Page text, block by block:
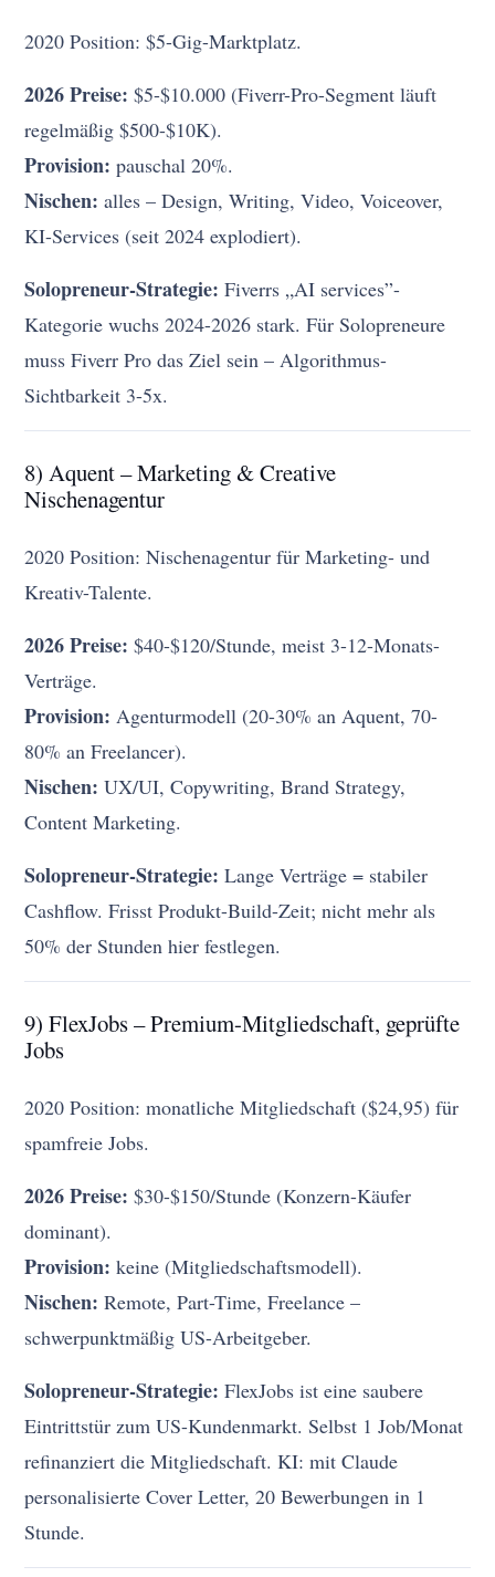
2020 Position: $5-Gig-Marktplatz.
2026 Preise: $5-$10.000 (Fiverr-Pro-Segment läuft
regelmäßig $500-$10K).
Provision: pauschal 20%.
Nischen: alles – Design, Writing, Video, Voiceover,
KI-Services (seit 2024 explodiert).
Solopreneur-Strategie: Fiverrs „AI services”-
Kategorie wuchs 2024-2026 stark. Für Solopreneure
muss Fiverr Pro das Ziel sein – Algorithmus-
Sichtbarkeit 3-5x.
8) Aquent – Marketing & Creative
Nischenagentur
2020 Position: Nischenagentur für Marketing- und
Kreativ-Talente.
2026 Preise: $40-$120/Stunde, meist 3-12-Monats-
Verträge.
Provision: Agenturmodell (20-30% an Aquent, 70-
80% an Freelancer).
Nischen: UX/UI, Copywriting, Brand Strategy,
Content Marketing.
Solopreneur-Strategie: Lange Verträge = stabiler
Cashflow. Frisst Produkt-Build-Zeit; nicht mehr als
50% der Stunden hier festlegen.
9) FlexJobs – Premium-Mitgliedschaft, geprüfte
Jobs
2020 Position: monatliche Mitgliedschaft ($24,95) für
spamfreie Jobs.
2026 Preise: $30-$150/Stunde (Konzern-Käufer
dominant).
Provision: keine (Mitgliedschaftsmodell).
Nischen: Remote, Part-Time, Freelance –
schwerpunktmäßig US-Arbeitgeber.
Solopreneur-Strategie: FlexJobs ist eine saubere
Eintrittstür zum US-Kundenmarkt. Selbst 1 Job/Monat
refinanziert die Mitgliedschaft. KI: mit Claude
personalisierte Cover Letter, 20 Bewerbungen in 1
Stunde.